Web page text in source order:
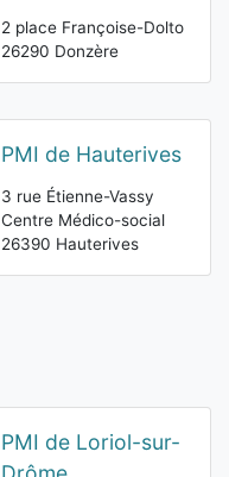
2 place Françoise-Dolto
26290 Donzère
PMI de Hauterives
3 rue Étienne-Vassy
Centre Médico-social
26390 Hauterives
PMI de Loriol-sur-